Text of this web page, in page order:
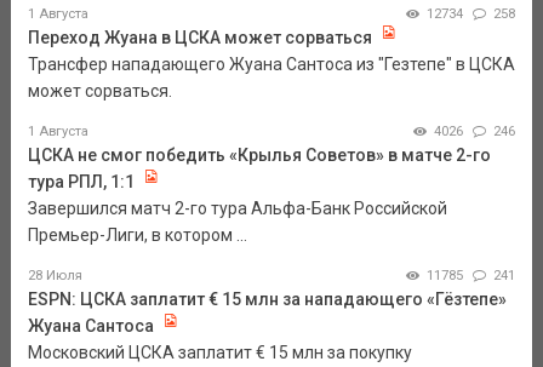
1 Августа 12734 258
Переход Жуана в ЦСКА может сорваться
Трансфер нападающего Жуана Сантоса из "Гезтепе" в ЦСКА
может сорваться.
1 Августа 4026 246
ЦСКА не смог победить «Крылья Советов» в матче 2-го
тура РПЛ, 1:1
Завершился матч 2-го тура Альфа-Банк Российской
Премьер-Лиги, в котором ...
28 Июля 11785 241
ESPN: ЦСКА заплатит € 15 млн за нападающего «Гёзтепе»
Жуана Сантоса
Московский ЦСКА заплатит € 15 млн за покупку